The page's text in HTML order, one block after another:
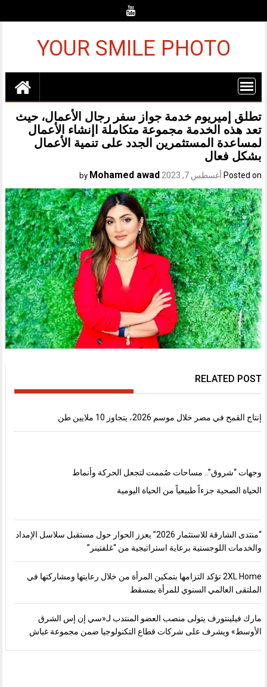
YOUR SMILE PHOTO
تطلق إميريوم خدمة جواز سفر رجال الأعمال، حيث
تعد هذه الخدمة مجموعة متكاملة اإنشاء الأعمال
لمساعدة المستثمرين الجدد على تنمية الأعمال
بشكل فعال
Posted on أغسطس 7, 2023 Mohamed awad
RELATED POST
إنتاج القمح في مصر خلال موسم 2026، يتجاوز 10 ملايين طن
وجهات “شروق”.. مساحات صُممت لتجعل الحركة وأنماط
الحياة الصحية جزءاً طبيعياً من الحياة اليومية
“منتدى الشارقة للاستثمار 2026” يعزز الحوار حول مستقبل سلاسل الإمداد
والخدمات اللوجستية برعاية استراتيجية من “غلفتينر”
2XL Home تؤكد التزامها بتمكين المرأة من خلال رعايتها ومشاركتها في
الملتقى العالمي السنوي للمرأة بمسقط
مارك فيلينتورف يتولى منصب العضو المنتدب لـ«سي إن إس الشرق
الأوسط» ويشرف على شركات قطاع التكنولوجيا ضمن مجموعة غباش